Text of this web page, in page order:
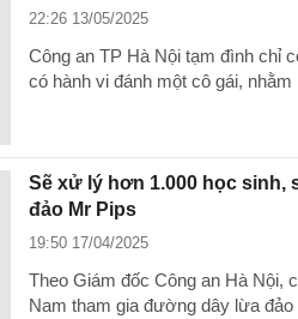
22:26 13/05/2025
Công an TP Hà Nội tạm đình chỉ
có hành vi đánh một cô gái,
Sẽ xử lý hơn 1.000 học
đảo Mr Pips
19:50 17/04/2025
Theo Giám đốc Công an Hà Nội,
Nam tham gia đường dây lừa